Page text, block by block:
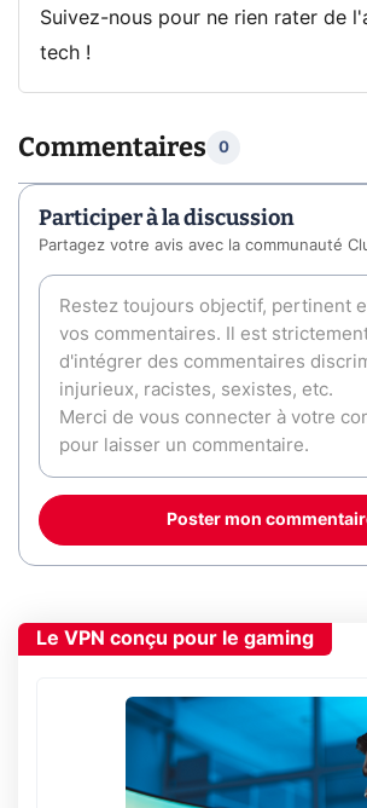
Suivez-nous pour ne rien rater de
tech !
Commentaires 0
Participer à la discussion
Partagez votre avis avec la communauté
Poster mon
Le VPN conçu pour le gaming